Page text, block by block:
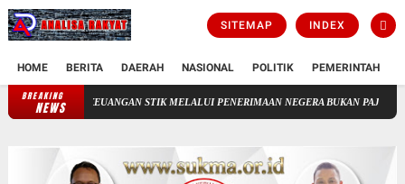
SITEMAP INDEX
HOME BERITA DAERAH NASIONAL POLITIK PEMERINTAH
BREAKING
NEWS
KEUANGAN STIK MELALUI PENERIMAAN NEGERA BUKAN PAJAK(PNBP)